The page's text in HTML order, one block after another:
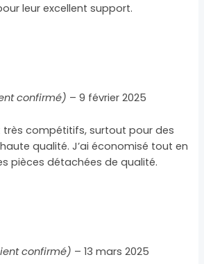
leur excellent support.
confirmé) – 9 février 2025
très compétitifs, surtout pour des
qualité. J’ai économisé tout en
pièces détachées de qualité.
confirmé) – 13 mars 2025